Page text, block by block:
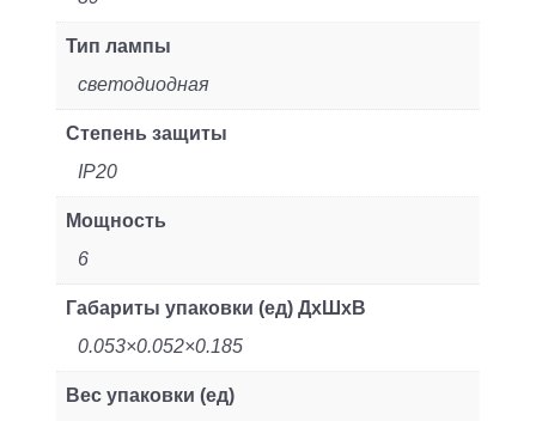
Тип лампы
светодиодная
Степень защиты
IP20
Мощность
6
Габариты упаковки (ед) ДхШхВ
0.053×0.052×0.185
Вес упаковки (ед)